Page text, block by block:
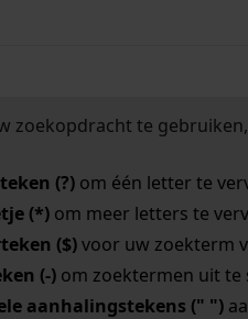
zoekopdracht te
(?)om één letter te
(*)om meer letters te
($)voor uw zoekterm
(-)om zoektermen uit te
aanhalingstekens (" ")